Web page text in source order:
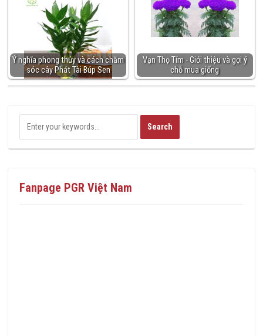
Ý nghĩa phong thủy và cách chăm
sóc cây Phát Tài Búp Sen
Vạn Thọ Tím - Giới thiệu và gợi ý
chỗ mua giống
Fanpage PGR Việt Nam